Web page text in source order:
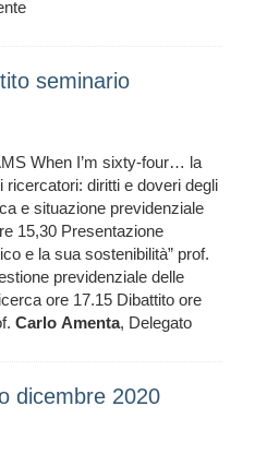
seminario
When I’m sixty-four… la
diritti e doveri degli
e situazione previdenziale
15,30 Presentazione
e la sua sostenibilità” prof.
previdenziale delle
ore 17.15 Dibattito ore
Carlo Amenta, Delegato
dicembre 2020